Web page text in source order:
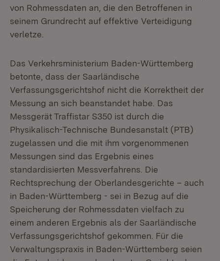
von Rohmessdaten an, die den Betroffenen in
seinem Grundrecht auf effektive Verteidigung
verletze.
Das Verkehrsministerium Baden-Württemberg
betonte, dass der Saarländische
Verfassungsgerichtshof nicht die Korrektheit der
Messung an sich beanstandet habe. Das
Messgerät Traffistar S350 ist durch die
Physikalisch-Technische Bundesanstalt (PTB)
zugelassen und die mit ihm vorgenommenen
Messungen sind das Ergebnis eines
standardisierten Messverfahrens. Die
Rechtsprechung der Oberlandesgerichte – auch
in Baden-Württemberg - sei in Bezug auf die
Speicherung der Rohmessdaten vielfach zu
einem anderen Ergebnis als der Saarländische
Verfassungsgerichtshof gekommen. Für die
Verwaltungspraxis in Baden-Württemberg seien